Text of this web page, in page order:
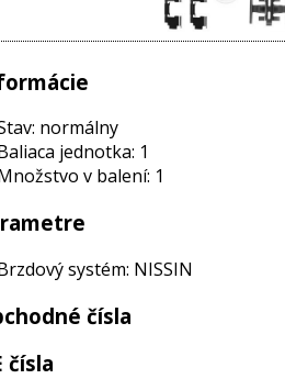
normálny
jednotka: 1
v balení: 1
systém: NISSIN
čísla
čísla